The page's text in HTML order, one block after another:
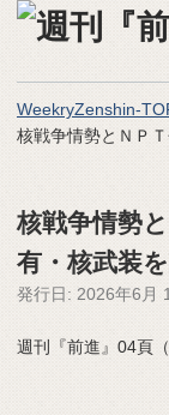
WeekryZenshin-
核戦争情勢とＮＰ
核戦争情勢
有・核武装
発行日: 2026年6月
週刊『前進』04頁